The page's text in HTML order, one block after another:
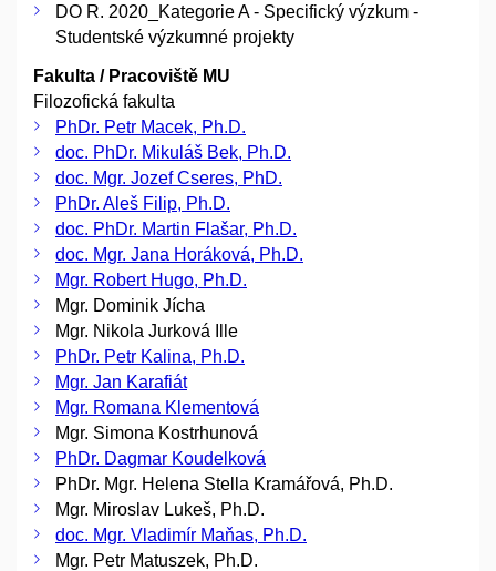
DO R. 2020_Kategorie A - Specifický výzkum -
Studentské výzkumné projekty
Fakulta / Pracoviště MU
Filozofická fakulta
PhDr. Petr Macek, Ph.D.
doc. PhDr. Mikuláš Bek, Ph.D.
doc. Mgr. Jozef Cseres, PhD.
PhDr. Aleš Filip, Ph.D.
doc. PhDr. Martin Flašar, Ph.D.
doc. Mgr. Jana Horáková, Ph.D.
Mgr. Robert Hugo, Ph.D.
Mgr. Dominik Jícha
Mgr. Nikola Jurková Ille
PhDr. Petr Kalina, Ph.D.
Mgr. Jan Karafiát
Mgr. Romana Klementová
Mgr. Simona Kostrhunová
PhDr. Dagmar Koudelková
PhDr. Mgr. Helena Stella Kramářová, Ph.D.
Mgr. Miroslav Lukeš, Ph.D.
doc. Mgr. Vladimír Maňas, Ph.D.
Mgr. Petr Matuszek, Ph.D.